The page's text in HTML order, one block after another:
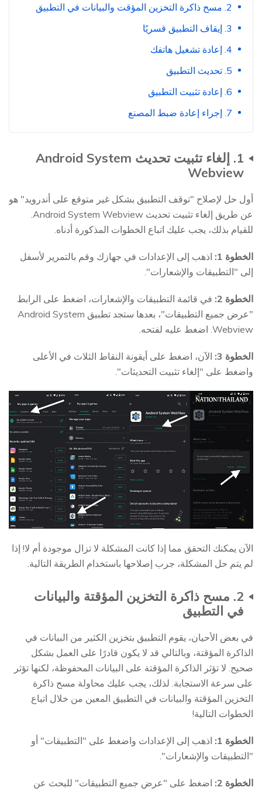
2. مسح ذاكرة التخزين المؤقت والبيانات في التطبيق
3. إيقاف التطبيق قسريًا
4. إعادة تشغيل هاتفك
5. تحديث التطبيق
6. إعادة تثبيت التطبيق
7. إجراء إعادة ضبط المصنع
1. إلغاء تثبيت تحديث Android System
Webview
أول حل لإصلاح "توقف التطبيق بشكل غير متوقع على أندرويد" هو
للقيام بذلك، يجب عليك اتباع الخطوات المذكورة أدناه.
الخطوة 1:
اذهب إلى الإعدادات في جهازك وقم بالتمرير لأسفل
إلى "التطبيقات والإشعارات".
الخطوة 2:
في قائمة التطبيقات والإشعارات، اضغط على الرابط
"عرض جميع التطبيقات"، بعدها ستجد تطبيق Android System
Webview. اضغط عليه لفتحه.
الخطوة 3:
الآن، اضغط على أيقونة النقاط الثلاث في الأعلى
واضغط على "إلغاء تثبيت التحديثات".
الآن يمكنك التحقق مما إذا كانت المشكلة لا تزال موجودة أم لا! إذا
لم يتم حل المشكلة، جرب إصلاحها باستخدام الطريقة التالية.
2. مسح ذاكرة التخزين المؤقتة والبيانات
في التطبيق
في بعض الأحيان، يقوم التطبيق بتخزين الكثير من البيانات في
الذاكرة المؤقتة، وبالتالي قد لا يكون قادرًا على العمل بشكل
صحيح. لا تؤثر الذاكرة المؤقتة على البيانات المحفوظة، لكنها تؤثر
على سرعة الاستجابة. لذلك، يجب عليك محاولة مسح ذاكرة
التخزين المؤقتة والبيانات في التطبيق المعين من خلال اتباع
الخطوات التالية!
الخطوة 1:
اذهب إلى الإعدادات واضغط على "التطبيقات" أو
"التطبيقات والإشعارات".
الخطوة 2: اضغط على "عرض جميع التطبيقات" للبحث عن